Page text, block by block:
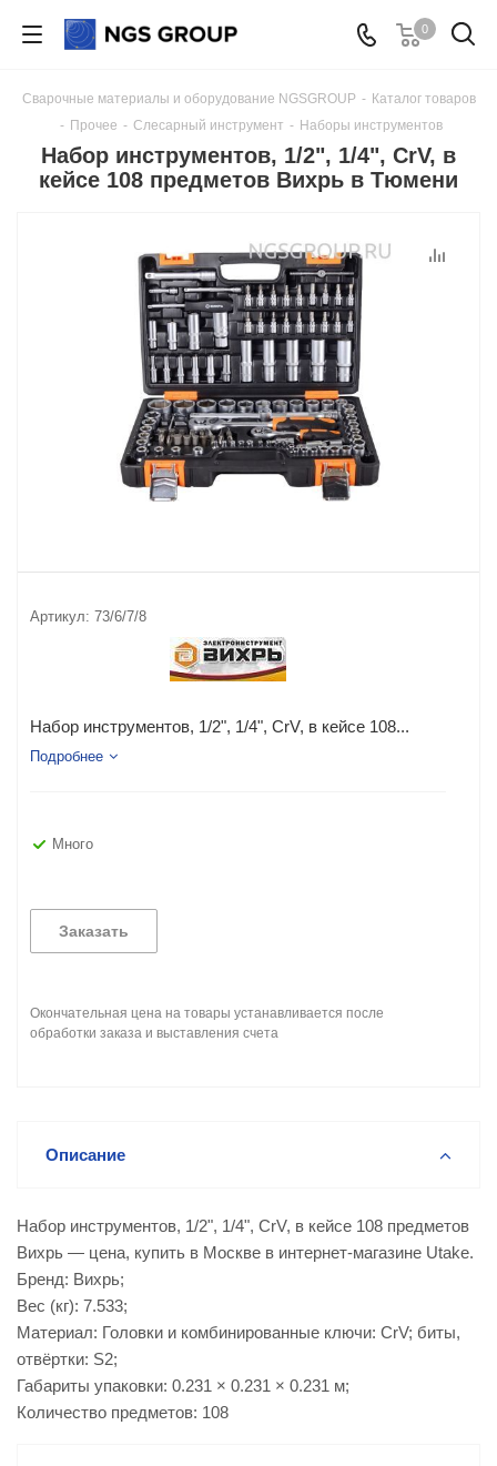
0
Сварочные материалы и оборудование NGSGROUP - Каталог товаров
- Прочее - Слесарный инструмент - Наборы инструментов
Набор инструментов, 1/2", 1/4", CrV, в
кейсе 108 предметов Вихрь в Тюмени
Артикул: 73/6/7/8
Набор инструментов, 1/2", 1/4", CrV, в кейсе 108...
Подробнее
Много
Заказать
Окончательная цена на товары устанавливается после
обработки заказа и выставления счета
Описание
Набор инструментов, 1/2", 1/4", CrV, в кейсе 108 предметов
Вихрь — цена, купить в Москве в интернет-магазине Utake.
Бренд: Вихрь;
Вес (кг): 7.533;
Материал: Головки и комбинированные ключи: CrV; биты,
отвёртки: S2;
Габариты упаковки: 0.231 × 0.231 × 0.231 м;
Количество предметов: 108